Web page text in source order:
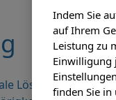
Lösungen
Indem Sie
auf Ihrem
Leistung zu
Einwilligung
finden Sie in